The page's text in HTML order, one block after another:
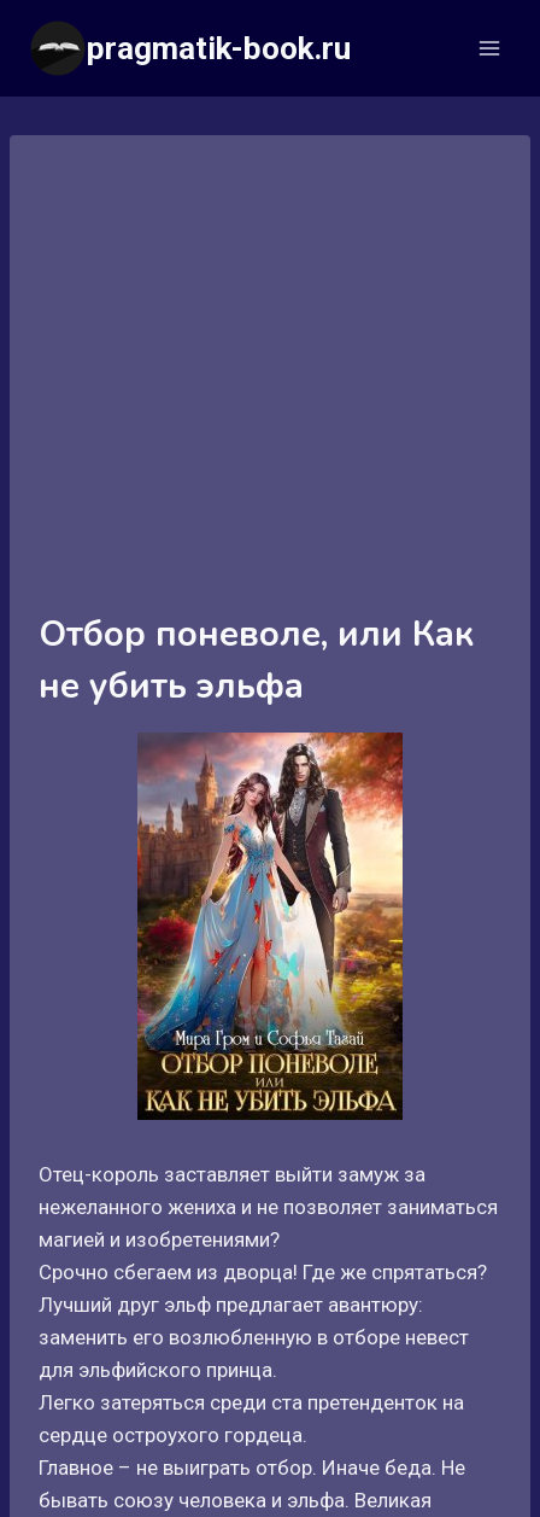
Перейти
содержимому
pragmatik-book.ru
Отбор поневоле, или Как
не убить эльфа
Отец-король заставляет выйти замуж за
нежеланного жениха и не позволяет заниматься
магией и изобретениями?
Срочно сбегаем из дворца! Где же спрятаться?
Лучший друг эльф предлагает авантюру:
заменить его возлюбленную в отборе невест
для эльфийского принца.
Легко затеряться среди ста претенденток на
сердце остроухого гордеца.
Главное – не выиграть отбор. Иначе беда. Не
бывать союзу человека и эльфа. Великая